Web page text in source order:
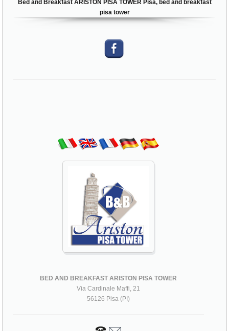
Bed and Breakfast ARISTON PISA TOWER Pisa, bed and breakfast
pisa tower
BED AND BREAKFAST ARISTON PISA TOWER
Via Cardinale Maffi, 21
56126 Pisa (PI)